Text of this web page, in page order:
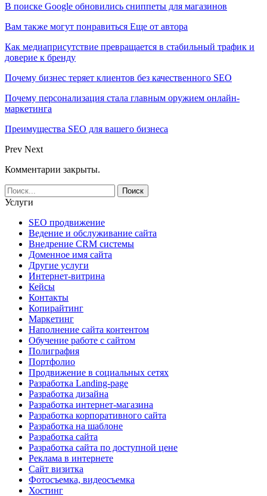
В поиске Google обновились сниппеты для магазинов
Вам также могут понравиться Еще от автора
Как медиаприсутствие превращается в стабильный трафик и
доверие к бренду
Почему бизнес теряет клиентов без качественного SEO
Почему персонализация стала главным оружием онлайн-
маркетинга
Преимущества SEO для вашего бизнеса
Prev Next
Комментарии закрыты.
Услуги
SEO продвижение
Ведение и обслуживание сайта
Внедрение CRM системы
Доменное имя сайта
Другие услуги
Интернет-витрина
Кейсы
Контакты
Копирайтинг
Маркетинг
Наполнение сайта контентом
Обучение работе с сайтом
Полиграфия
Портфолио
Продвижение в социальных сетях
Разработка Landing-page
Разработка дизайна
Разработка интернет-магазина
Разработка корпоративного сайта
Разработка на шаблоне
Разработка сайта
Разработка сайта по доступной цене
Реклама в интернете
Сайт визитка
Фотосъемка, видеосъемка
Хостинг